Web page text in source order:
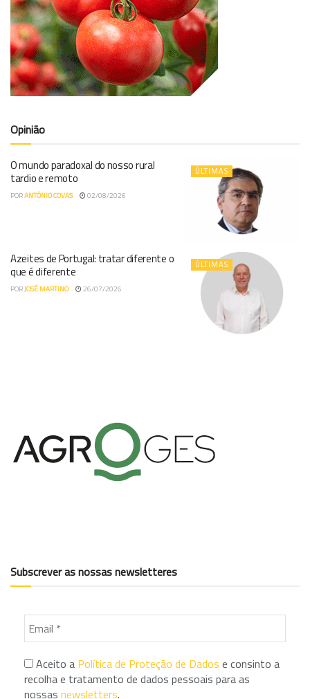
Opinião
ÚLTIMAS
O mundo paradoxal do nosso rural
tardio e remoto
PORANTÓNIO COVAS 02/08/2026
ÚLTIMAS
Azeites de Portugal: tratar diferente o
que é diferente
PORJOSÉ MARTINO 26/07/2026
Subscrever as nossas newsletteres
Aceito a Política de Proteção de Dados e consinto a
recolha e tratamento de dados pessoais para as
nossas newsletters.